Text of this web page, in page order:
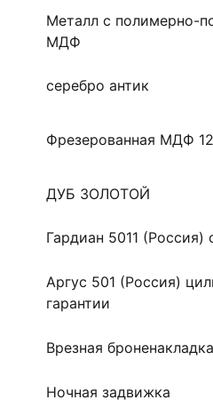
Металл с полимерно-
МДФ
серебро антик
Фрезерованная МДФ
ДУБ ЗОЛОТОЙ
Гардиан 5011 (Россия)
Аргус 501 (Россия)
гарантии
Врезная броненакладка
Ночная задвижка